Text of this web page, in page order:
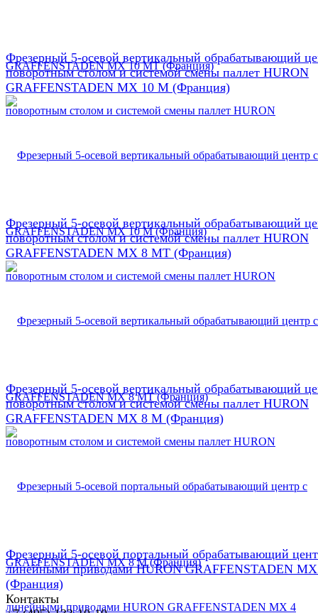
Фрезерный 5-осевой вертикальный обрабатывающий
поворотным столом и системой смены паллет HURON
GRAFFENSTADEN МX 10 М (Франция)
Фрезерный 5-осевой вертикальный обрабатывающий
поворотным столом и системой смены паллет HURON
GRAFFENSTADEN МX 8 МТ (Франция)
Фрезерный 5-осевой вертикальный обрабатывающий
поворотным столом и системой смены паллет HURON
GRAFFENSTADEN МX 8 М (Франция)
Фрезерный 5-осевой портальный обрабатывающий
линейными приводами HURON GRAFFENSTADEN
(Франция)
Контакты